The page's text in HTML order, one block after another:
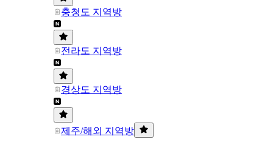
충청도 지역방
전라도 지역방
경상도 지역방
제주/해외 지역방